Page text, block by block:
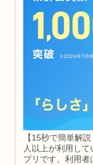
【15秒で簡単解
人以上が利用し
プリです。利用